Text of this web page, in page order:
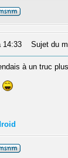
14:33 Sujet du
à un truc